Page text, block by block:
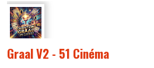
Graal V2 - 51 Cinéma